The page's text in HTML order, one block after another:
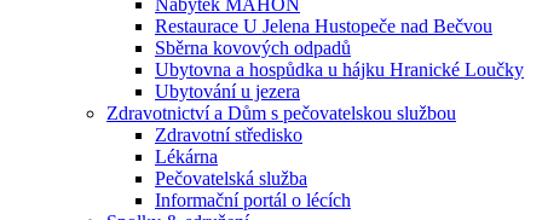
Nábytek MAHON
Restaurace U Jelena Hustopeče nad Bečvou
Sběrna kovových odpadů
Ubytovna a hospůdka u hájku Hranické Loučky
Ubytování u jezera
Zdravotnictví a Dům s pečovatelskou službou
Zdravotní středisko
Lékárna
Pečovatelská služba
Informační portál o lécích